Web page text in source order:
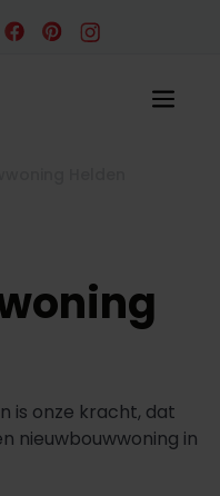
is onze kracht, dat
nieuwbouwwoning in